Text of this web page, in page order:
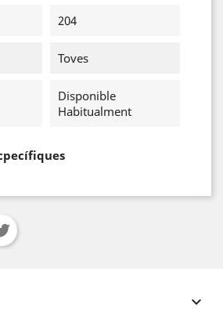
204
Toves
Disponible
Habitualment
